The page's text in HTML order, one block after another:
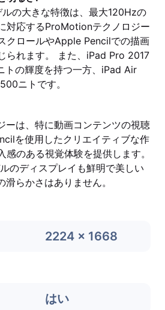
の大きな特徴は、最大120Hzの
対応するProMotionテクノロジー
クロールやApple Pencilでの描画
られます。 また、iPad Pro 2017
トの輝度を持つ一方、iPad Air
ニトです。
ーは、特に動画コンテンツの視聴
を使用したクリエイティブな作
感のある視覚体験を提供します。
のディスプレイも鮮明で美しい
らかさはありません。
2224 x 1668
はい